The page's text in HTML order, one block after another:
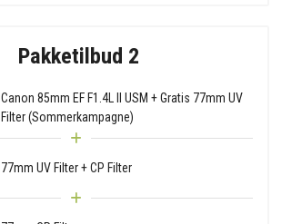
Pakketilbud 2
Canon 85mm EF F1.4L II USM + Gratis 77mm UV
Filter (Sommerkampagne)
77mm UV Filter + CP Filter